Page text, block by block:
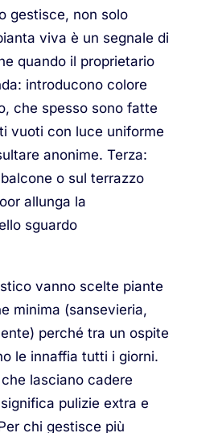
gestisce, non solo
viva è un segnale di
quando il proprietario
introducono colore
che spesso sono fatte
vuoti con luce uniforme
anonime. Terza:
o sul terrazzo
allunga la
sguardo
vanno scelte piante
minima (sansevieria,
perché tra un ospite
le innaffia tutti i giorni.
lasciano cadere
pulizie extra e
chi gestisce più